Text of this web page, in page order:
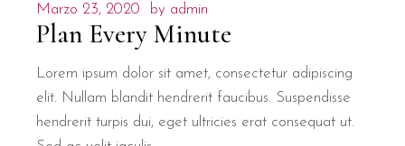
Marzo 23, 2020 by admin
Plan Every Minute
Lorem ipsum dolor sit amet, consectetur adipiscing
elit. Nullam blandit hendrerit faucibus. Suspendisse
hendrerit turpis dui, eget ultricies erat consequat ut.